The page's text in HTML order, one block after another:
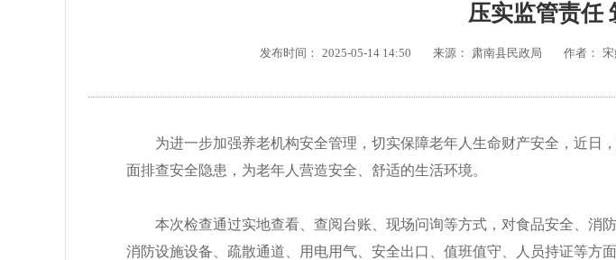
压实监管责任
发布时间： 2025-05-14 14:50 来源： 肃南县民政局 作者：
为进一步加强养老机构安全管理，切实保障老年人生命财产安全，近日
面排查安全隐患，为老年人营造安全、舒适的生活环境。
本次检查通过实地查看、查阅台账、现场问询等方式，对食品安全、消
消防设施设备、疏散通道、用电用气、安全出口、值班值守、人员持证等